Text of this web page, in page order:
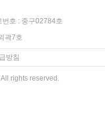
호 : 중구02784호
곽7호
방침
rights reserved.